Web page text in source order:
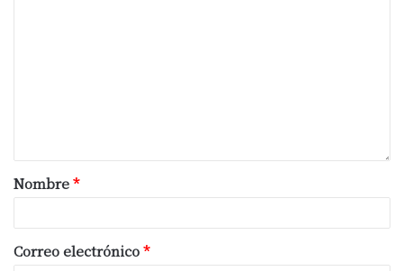
Nombre*
Correo electrónico*